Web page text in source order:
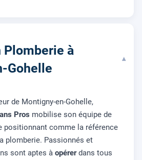
Plomberie à
Gohelle
▾
de Montigny-en-Gohelle,
Pros mobilise son équipe de
positionnant comme la référence
plomberie. Passionnés et
sont aptes à opérerdans tous